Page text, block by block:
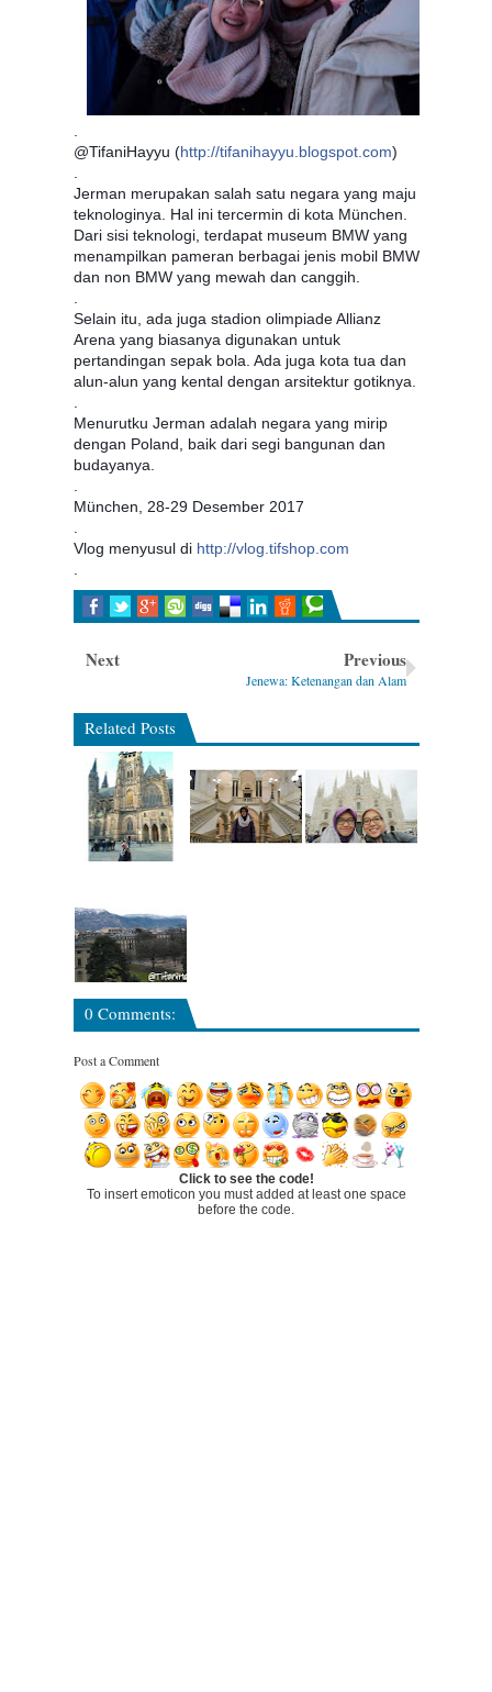
@TifaniHayyu (http://tifanihayyu.blogspot.com)
Jerman merupakan salah satu negara yang maju
teknologinya. Hal ini tercermin di kota München.
Dari sisi teknologi, terdapat museum BMW yang
menampilkan pameran berbagai jenis mobil BMW
dan non BMW yang mewah dan canggih.
Selain itu, ada juga stadion olimpiade Allianz
Arena yang biasanya digunakan untuk
pertandingan sepak bola. Ada juga kota tua dan
alun-alun yang kental dengan arsitektur gotiknya.
Menurutku Jerman adalah negara yang mirip
dengan Poland, baik dari segi bangunan dan
budayanya.
München, 28-29 Desember 2017
Vlog menyusul di http://vlog.tifshop.com
Next Previous
Jenewa: Ketenangan dan Alam
Related Posts
0 Comments:
Post a Comment
Click to see the code!
To insert emoticon you must added at least one space
before the code.